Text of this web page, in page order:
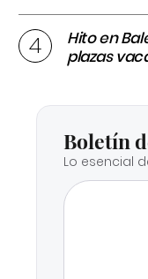
Hito en
plazas
Boletín
Lo esencial